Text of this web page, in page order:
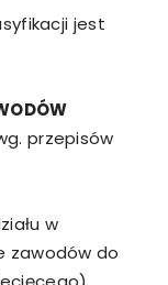
jest
przepisów
w
zawodów do